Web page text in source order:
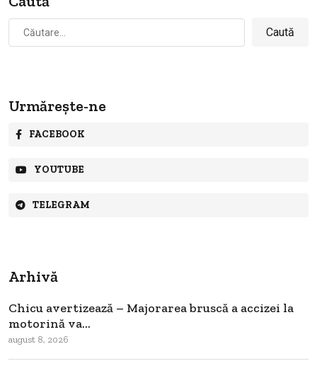
Caută
după:
Urmărește-ne
FACEBOOK
YOUTUBE
TELEGRAM
Arhivă
Chicu avertizează – Majorarea bruscă a accizei la
motorină va...
august 8, 2026